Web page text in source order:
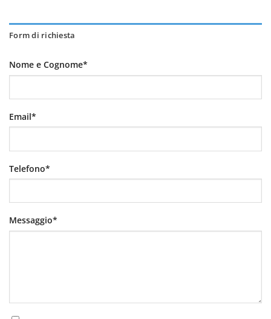
Form di richiesta
Nome e Cognome*
Email*
Telefono*
Messaggio*